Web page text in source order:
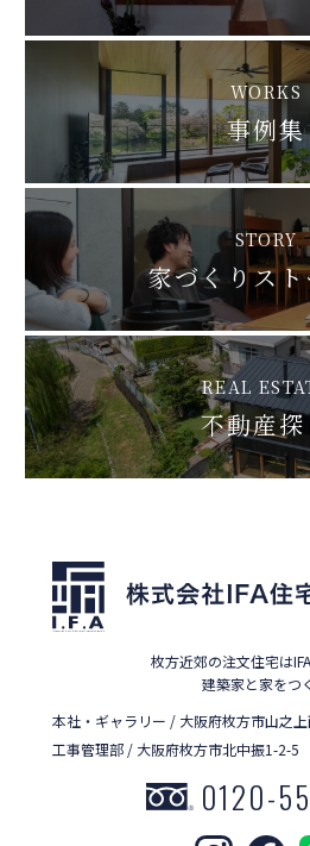
WORKS
事例集
STORY
家づくりス
REAL
不動産
枚方近郊の注文住宅は
建築家と家をつ
本社・ギャラリー / 大阪府枚方市山之
工事管理部 / 大阪府枚方市北中振1-2-5
0120-